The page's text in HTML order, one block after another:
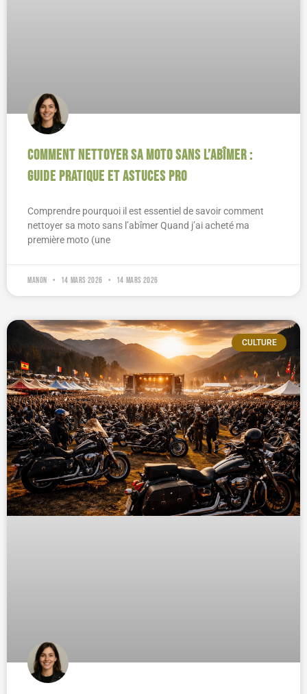
Comment nettoyer sa moto sans l’abîmer :
guide pratique et astuces pro
Comprendre pourquoi il est essentiel de savoir comment
nettoyer sa moto sans l’abîmer Quand j’ai acheté ma
première moto (une
Manon 14 mars 2026 14 mars 2026
CULTURE